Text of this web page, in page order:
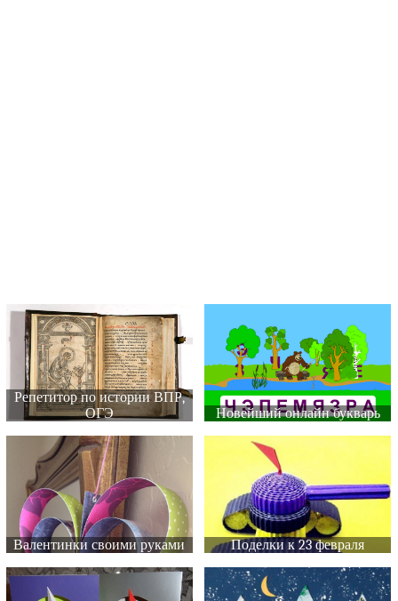
Репетитор по истории ВПР,
ОГЭ
Новейший онлайн букварь
Валентинки своими руками Поделки к 23 февраля